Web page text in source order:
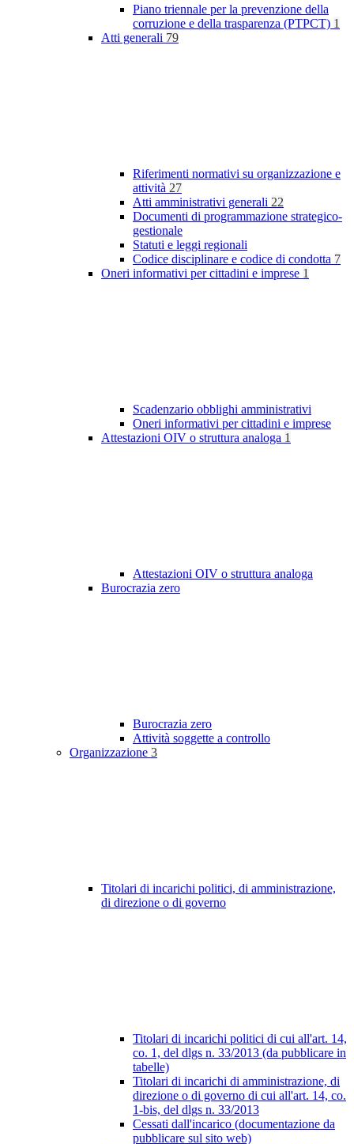
Piano triennale per la prevenzione della
corruzione e della trasparenza (PTPCT) 1
Atti generali 79
Riferimenti normativi su organizzazione e
attività 27
Atti amministrativi generali 22
Documenti di programmazione strategico-
gestionale
Statuti e leggi regionali
Codice disciplinare e codice di condotta 7
Oneri informativi per cittadini e imprese 1
Scadenzario obblighi amministrativi
Oneri informativi per cittadini e imprese
Attestazioni OIV o struttura analoga 1
Attestazioni OIV o struttura analoga
Burocrazia zero
Burocrazia zero
Attività soggette a controllo
Organizzazione 3
Titolari di incarichi politici, di amministrazione,
di direzione o di governo
Titolari di incarichi politici di cui all'art. 14,
co. 1, del dlgs n. 33/2013 (da pubblicare in
tabelle)
Titolari di incarichi di amministrazione, di
direzione o di governo di cui all'art. 14, co.
1-bis, del dlgs n. 33/2013
Cessati dall'incarico (documentazione da
pubblicare sul sito web)